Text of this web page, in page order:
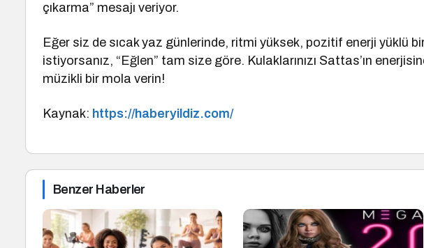
çıkarma” mesajı veriyor.
Eğer siz de sıcak yaz günlerinde, ritmi yüksek, pozitif enerji yüklü
istiyorsanız, “Eğlen” tam size göre. Kulaklarınızı Sattas’ın
müzikli bir mola verin!
Kaynak: https://haberyildiz.com/
Benzer Haberler